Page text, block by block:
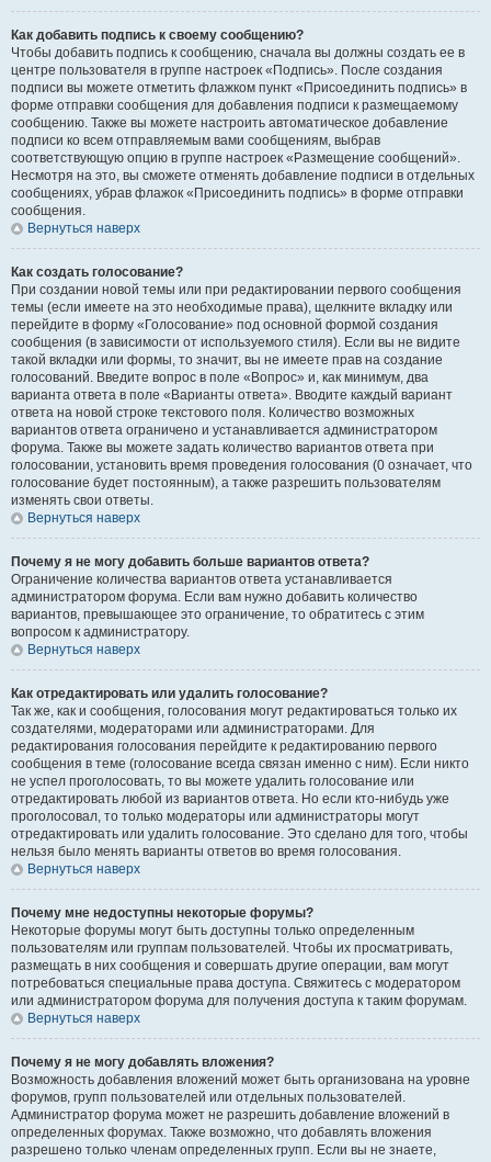
Как добавить подпись к своему сообщению?
Чтобы добавить подпись к сообщению, сначала вы должны создать ее в
центре пользователя в группе настроек «Подпись». После создания
подписи вы можете отметить флажком пункт «Присоединить подпись» в
форме отправки сообщения для добавления подписи к размещаемому
сообщению. Также вы можете настроить автоматическое добавление
подписи ко всем отправляемым вами сообщениям, выбрав
соответствующую опцию в группе настроек «Размещение сообщений».
Несмотря на это, вы сможете отменять добавление подписи в отдельных
сообщениях, убрав флажок «Присоединить подпись» в форме отправки
сообщения.
Вернуться наверх
Как создать голосование?
При создании новой темы или при редактировании первого сообщения
темы (если имеете на это необходимые права), щелкните вкладку или
перейдите в форму «Голосование» под основной формой создания
сообщения (в зависимости от используемого стиля). Если вы не видите
такой вкладки или формы, то значит, вы не имеете прав на создание
голосований. Введите вопрос в поле «Вопрос» и, как минимум, два
варианта ответа в поле «Варианты ответа». Вводите каждый вариант
ответа на новой строке текстового поля. Количество возможных
вариантов ответа ограничено и устанавливается администратором
форума. Также вы можете задать количество вариантов ответа при
голосовании, установить время проведения голосования (0 означает, что
голосование будет постоянным), а также разрешить пользователям
изменять свои ответы.
Вернуться наверх
Почему я не могу добавить больше вариантов ответа?
Ограничение количества вариантов ответа устанавливается
администратором форума. Если вам нужно добавить количество
вариантов, превышающее это ограничение, то обратитесь с этим
вопросом к администратору.
Вернуться наверх
Как отредактировать или удалить голосование?
Так же, как и сообщения, голосования могут редактироваться только их
создателями, модераторами или администраторами. Для
редактирования голосования перейдите к редактированию первого
сообщения в теме (голосование всегда связан именно с ним). Если никто
не успел проголосовать, то вы можете удалить голосование или
отредактировать любой из вариантов ответа. Но если кто-нибудь уже
проголосовал, то только модераторы или администраторы могут
отредактировать или удалить голосование. Это сделано для того, чтобы
нельзя было менять варианты ответов во время голосования.
Вернуться наверх
Почему мне недоступны некоторые форумы?
Некоторые форумы могут быть доступны только определенным
пользователям или группам пользователей. Чтобы их просматривать,
размещать в них сообщения и совершать другие операции, вам могут
потребоваться специальные права доступа. Свяжитесь с модератором
или администратором форума для получения доступа к таким форумам.
Вернуться наверх
Почему я не могу добавлять вложения?
Возможность добавления вложений может быть организована на уровне
форумов, групп пользователей или отдельных пользователей.
Администратор форума может не разрешить добавление вложений в
определенных форумах. Также возможно, что добавлять вложения
разрешено только членам определенных групп. Если вы не знаете,